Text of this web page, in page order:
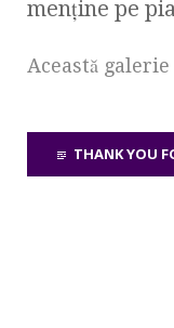
menţine pe
Această
THANK YOU